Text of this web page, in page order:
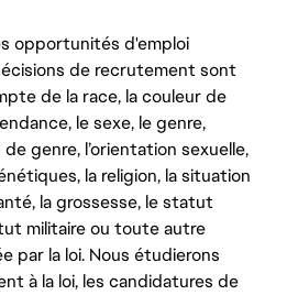
opportunités d'emploi
de recrutement sont
de la race, la couleur de
le sexe, le genre,
genre, l’orientation sexuelle,
la religion, la situation
la grossesse, le statut
militaire ou toute autre
par la loi. Nous étudierons
à la loi, les candidatures de